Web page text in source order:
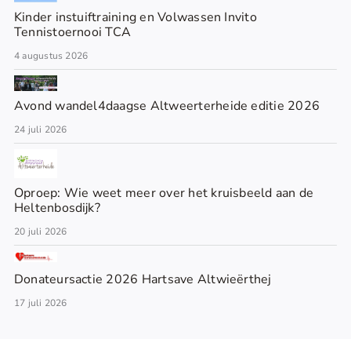
Kinder instuiftraining en Volwassen Invito
Tennistoernooi TCA
4 augustus 2026
Avond wandel4daagse Altweerterheide editie 2026
24 juli 2026
Oproep: Wie weet meer over het kruisbeeld aan de
Heltenbosdijk?
20 juli 2026
Donateursactie 2026 Hartsave Altwieërthej
17 juli 2026